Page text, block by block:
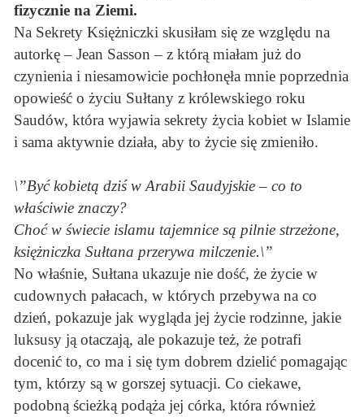
fizycznie na Ziemi.
Na Sekrety Księżniczki skusiłam się ze względu na
autorkę – Jean Sasson – z którą miałam już do
czynienia i niesamowicie pochłonęła mnie poprzednia
opowieść o życiu Sułtany z królewskiego roku
Saudów, która wyjawia sekrety życia kobiet w Islamie
i sama aktywnie działa, aby to życie się zmieniło.
\”Być kobietą dziś w Arabii Saudyjskie – co to
właściwie znaczy?
Choć w świecie islamu tajemnice są pilnie strzeżone,
księżniczka Sułtana przerywa milczenie.\”
No właśnie, Sułtana ukazuje nie dość, że życie w
cudownych pałacach, w których przebywa na co
dzień, pokazuje jak wygląda jej życie rodzinne, jakie
luksusy ją otaczają, ale pokazuje też, że potrafi
docenić to, co ma i się tym dobrem dzielić pomagając
tym, którzy są w gorszej sytuacji. Co ciekawe,
podobną ścieżką podąża jej córka, która również